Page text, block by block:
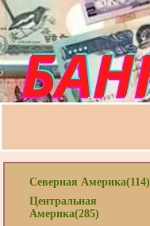
Северная Америка(114)
Центральная
Америка(285)